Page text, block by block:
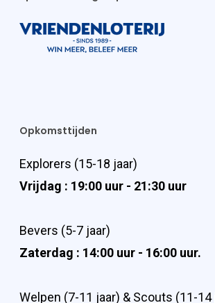
Opkomsttijden
Explorers (15-18 jaar)
Vrijdag : 19:00 uur - 21:30 uur
Bevers (5-7 jaar)
Zaterdag : 14:00 uur - 16:00 uur.
Welpen (7-11 jaar) & Scouts (11-14